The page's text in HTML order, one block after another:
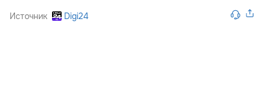
Источник Digi24